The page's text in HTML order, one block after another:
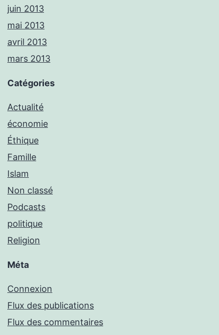
juin 2013
mai 2013
avril 2013
mars 2013
Catégories
Actualité
économie
Éthique
Famille
Islam
Non classé
Podcasts
politique
Religion
Méta
Connexion
Flux des publications
Flux des commentaires